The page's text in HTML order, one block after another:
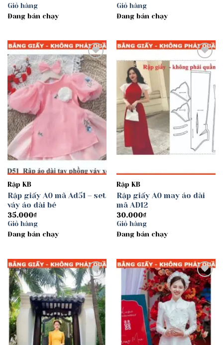
Giỏ hàng
Đang bán chạy
Giỏ hàng
Đang bán chạy
Add to
wishlist
Rập KB
Rập giấy A0 mã Ad51 – set
váy áo dài bé
35.000₫
Giỏ hàng
Đang bán chạy
Add to
wishlist
Rập KB
Rập giấy A0 may áo dài
mã AD12
30.000₫
Giỏ hàng
Đang bán chạy
Add to
wishlist
Add to
wishlist